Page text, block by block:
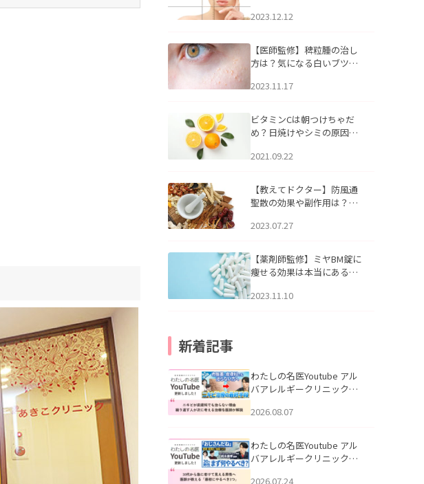
2023.12.12
【医師監修】稗粒腫の治し
方は？気になる白いブツブ
アについて
2023.11.17
ビタミンCは朝つけちゃだ
め？日焼けやシミの原因に
2021.09.22
【教えてドクター】防風通
聖散の効果や副作用は？長
2023.07.27
【薬剤師監修】ミヤBM錠に
痩せる効果は本当にある
2023.11.10
新着記事
わたしの名医Youtube アル
バアレルギークリニック札
らない理由｜繰り返す人が
説」を公開いたしました。
2026.08.07
わたしの名医Youtube アル
バアレルギークリニック札
2026.07.24